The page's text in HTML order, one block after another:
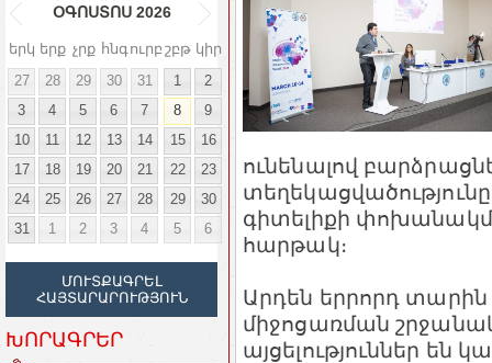
ՕԳՈՍՏՈՍ 2026
երկ երք չրք հնգուրբ շբթ կիր
27
28 29 30 31 1
2
3
4 5 6 7 8
9
10
11 12 13 14 15
16
17
18 19 20 21 22
23
24
25 26 27 28 29
30
31
1 2 3 4 5 6
ՄՈՒՏՔԱԳՐԵԼ
ՀԱՅՏԱՐԱՐՈՒԹՅՈՒՆ
ԽՈՐԱԳՐԵՐ
ունենալով
գիտելիքի
հարթակ։
Արդեն երրորդ
միջոցառման
այցելություններ են